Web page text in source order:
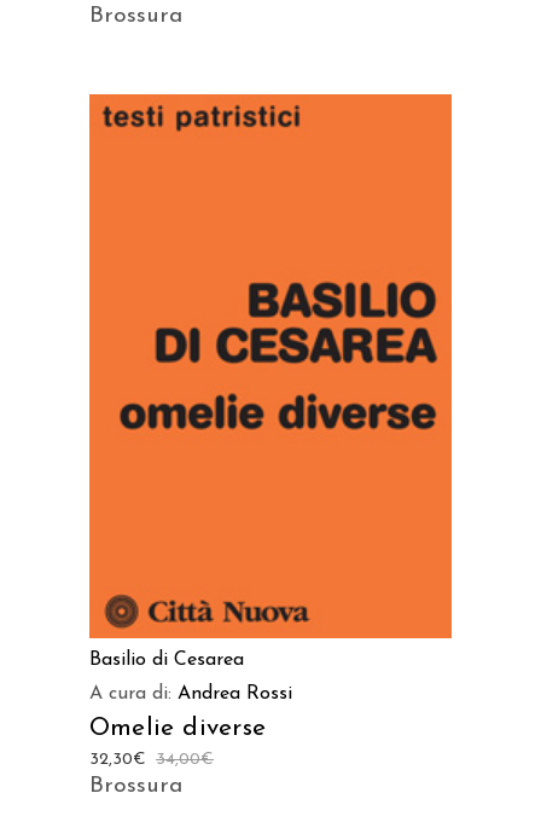
Brossura
AGGIUNGI AL CARRELLO
Basilio di Cesarea
A cura di: Andrea Rossi
Omelie diverse
34,00€
32,30€
Brossura